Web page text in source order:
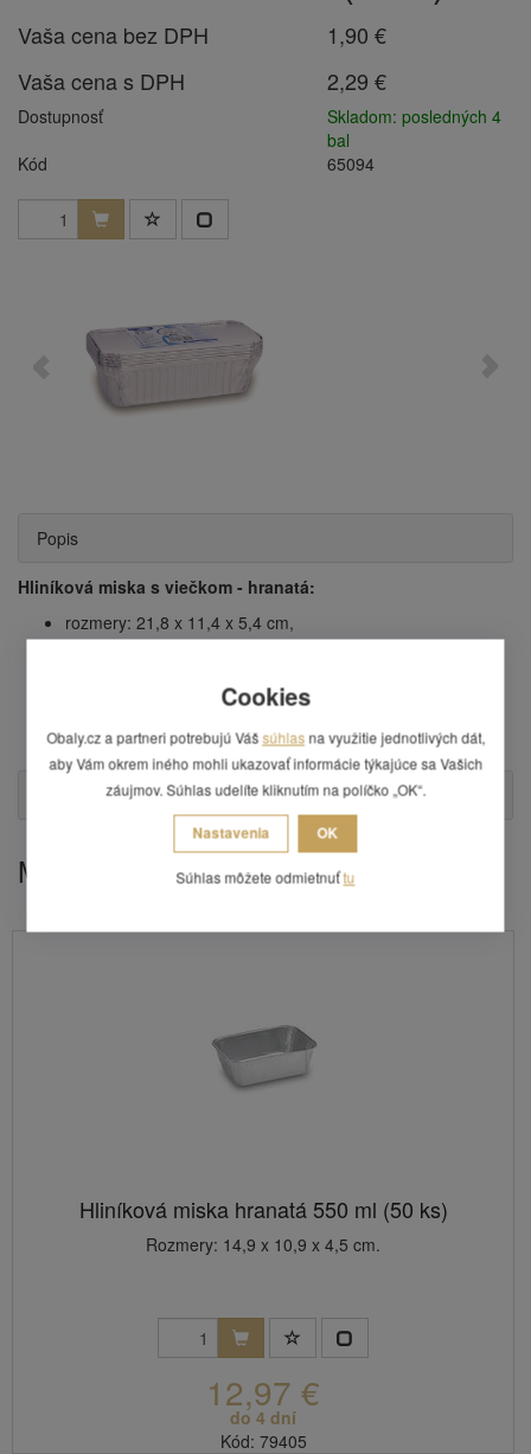
Vaša cena bez DPH
1,90 €
Vaša cena s DPH
2,29 €
Dostupnosť
Skladom: posledných 4
bal
Kód
65094
Popis
Hliníková miska s viečkom - hranatá:
rozmery: 21,8 x 11,4 x 5,4 cm,
objem: 900 ml,
balenie obsahuje 5 ks,
cena uvedená za 1 balenie.
Mohlo by Vás zaujímať
Hliníková miska hranatá 550 ml (50 ks)
Rozmery: 14,9 x 10,9 x 4,5 cm.
12,97 €
do 4 dní
Kód: 79405
Cookies
Obaly.cz a partneri potrebujú Vášsúhlas na využitie jednotlivých dát,
aby Vám okrem iného mohli ukazovať informácie týkajúce sa Vašich
záujmov. Súhlas udelíte kliknutím na políčko „OK“.
Nastavenia OK
Súhlas môžete odmietnuťtu